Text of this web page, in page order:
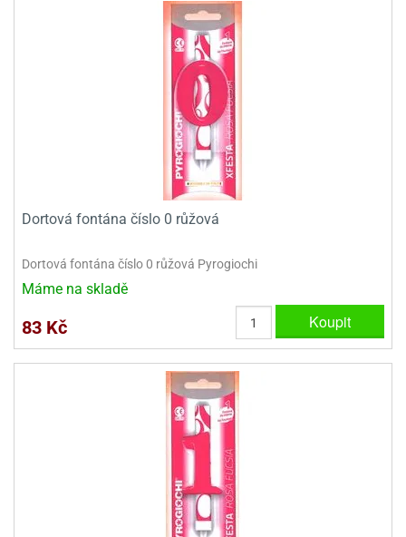
Dortová fontána číslo 0 růžová
Dortová fontána číslo 0 růžová Pyrogiochi
Máme na skladě
83 Kč Koupit